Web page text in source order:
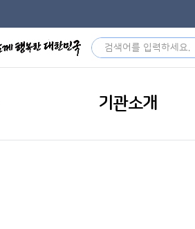
기관소개